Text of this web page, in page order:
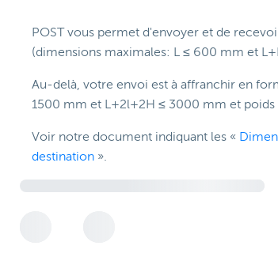
POST vous permet d'envoyer et de
(dimensions maximales: L ≤ 600 mm et
Au-delà, votre envoi est à affranchir en
1500 mm et L+2l+2H ≤ 3000 mm et poids
Voir notre document indiquant les «
destination ».